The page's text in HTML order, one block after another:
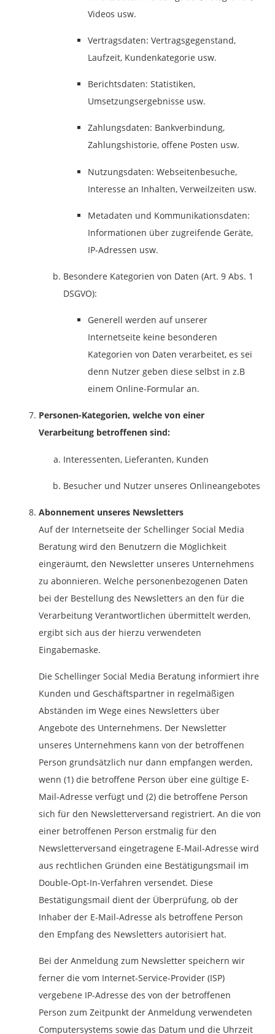
Videos usw.
Vertragsdaten: Vertragsgegenstand,
Laufzeit, Kundenkategorie usw.
Berichtsdaten: Statistiken,
Umsetzungsergebnisse usw.
Zahlungsdaten: Bankverbindung,
Zahlungshistorie, offene Posten usw.
Nutzungsdaten: Webseitenbesuche,
Interesse an Inhalten, Verweilzeiten usw.
Metadaten und Kommunikationsdaten:
Informationen über zugreifende Geräte,
IP-Adressen usw.
Besondere Kategorien von Daten (Art. 9 Abs. 1
DSGVO):
Generell werden auf unserer
Internetseite keine besonderen
Kategorien von Daten verarbeitet, es sei
denn Nutzer geben diese selbst in z.B
einem Online-Formular an.
Personen-Kategorien, welche von einer
Verarbeitung betroffenen sind:
Interessenten, Lieferanten, Kunden
Besucher und Nutzer unseres Onlineangebotes
Abonnement unseres Newsletters
Auf der Internetseite der Schellinger Social Media
Beratung wird den Benutzern die Möglichkeit
eingeräumt, den Newsletter unseres Unternehmens
zu abonnieren. Welche personenbezogenen Daten
bei der Bestellung des Newsletters an den für die
Verarbeitung Verantwortlichen übermittelt werden,
ergibt sich aus der hierzu verwendeten
Eingabemaske.
Die Schellinger Social Media Beratung informiert ihre
Kunden und Geschäftspartner in regelmäßigen
Abständen im Wege eines Newsletters über
Angebote des Unternehmens. Der Newsletter
unseres Unternehmens kann von der betroffenen
Person grundsätzlich nur dann empfangen werden,
wenn (1) die betroffene Person über eine gültige E-
Mail-Adresse verfügt und (2) die betroffene Person
sich für den Newsletterversand registriert. An die von
einer betroffenen Person erstmalig für den
Newsletterversand eingetragene E-Mail-Adresse wird
aus rechtlichen Gründen eine Bestätigungsmail im
Double-Opt-In-Verfahren versendet. Diese
Bestätigungsmail dient der Überprüfung, ob der
Inhaber der E-Mail-Adresse als betroffene Person
den Empfang des Newsletters autorisiert hat.
Bei der Anmeldung zum Newsletter speichern wir
ferner die vom Internet-Service-Provider (ISP)
vergebene IP-Adresse des von der betroffenen
Person zum Zeitpunkt der Anmeldung verwendeten
Computersystems sowie das Datum und die Uhrzeit